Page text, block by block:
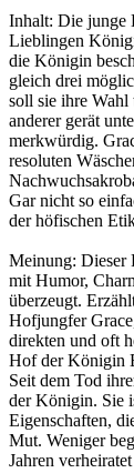
Inhalt: Die junge
Lieblingen
die Königin
gleich drei
soll sie ihre
anderer gerät
merkwürdig.
resoluten
Gar nicht so
der höfischen
Meinung: Dieser
mit Humor,
überzeugt.
Hofjungfer
direkten und oft
Hof der Königin
Seit dem Tod
der Königin. Sie
Eigenschaften,
Mut. Weniger
Jahren